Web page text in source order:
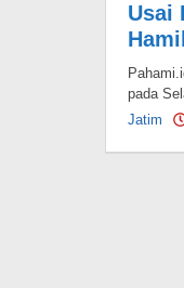
Usai
pada
Jatim